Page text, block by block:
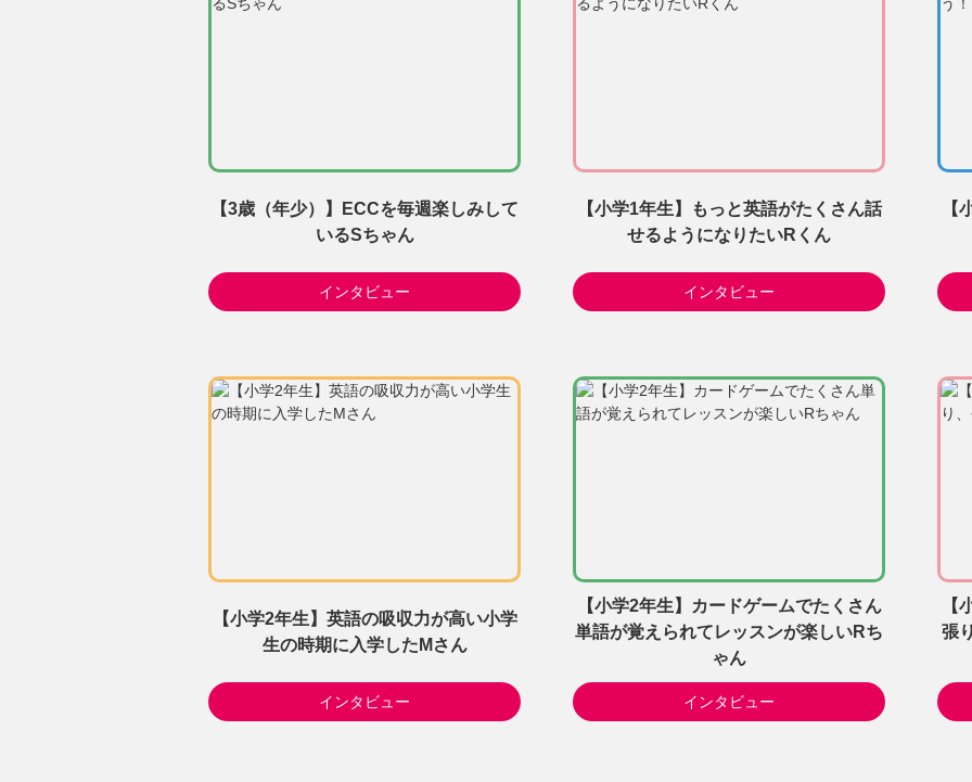
【3歳（年少）】ECCを毎週楽しみして
いるSちゃん
インタビュー
【小学1年生】もっと英語がたくさん話
せるようになりたいRくん
インタビュー
【
【小学2年生】英語の吸収力が高い小学
生の時期に入学したMさん
インタビュー
【小学2年生】カードゲームでたくさん
単語が覚えられてレッスンが楽しいRち
ゃん
インタビュー
【
張